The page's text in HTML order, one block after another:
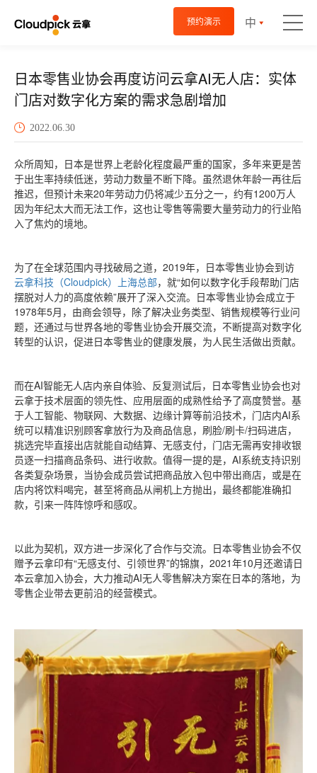
预约演示 中
日本零售业协会再度访问云拿AI无人店：实体
门店对数字化方案的需求急剧增加
2022.06.30
众所周知，日本是世界上老龄化程度最严重的国家，多年来更是苦
于出生率持续低迷，劳动力数量不断下降。虽然退休年龄一再往后
推迟，但预计未来20年劳动力仍将减少五分之一，约有1200万人
因为年纪太大而无法工作，这也让零售等需要大量劳动力的行业陷
入了焦灼的境地。
为了在全球范围内寻找破局之道，2019年，日本零售业协会到访
云拿科技（Cloudpick）上海总部，就“如何以数字化手段帮助门店
摆脱对人力的高度依赖”展开了深入交流。日本零售业协会成立于
1978年5月，由商会领导，除了解决业务类型、销售规模等行业问
题，还通过与世界各地的零售业协会开展交流，不断提高对数字化
转型的认识，促进日本零售业的健康发展，为人民生活做出贡献。
而在AI智能无人店内亲自体验、反复测试后，日本零售业协会也对
云拿于技术层面的领先性、应用层面的成熟性给予了高度赞誉。基
于人工智能、物联网、大数据、边缘计算等前沿技术，门店内AI系
统可以精准识别顾客拿放行为及商品信息，刷脸/刷卡/扫码进店，
挑选完毕直接出店就能自动结算、无感支付，门店无需再安排收银
员逐一扫描商品条码、进行收款。值得一提的是，AI系统支持识别
各类复杂场景，当协会成员尝试把商品放入包中带出商店，或是在
店内将饮料喝完，甚至将商品从闸机上方抛出，最终都能准确扣
款，引来一阵阵惊呼和感叹。
以此为契机，双方进一步深化了合作与交流。日本零售业协会不仅
赠予云拿印有“无感支付、引领世界”的锦旗，2021年10月还邀请日
本云拿加入协会，大力推动AI无人零售解决方案在日本的落地，为
零售企业带去更前沿的经营模式。